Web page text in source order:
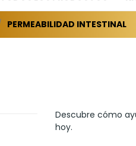
PERMEABILIDAD INTESTINAL
Descubre cómo
hoy.